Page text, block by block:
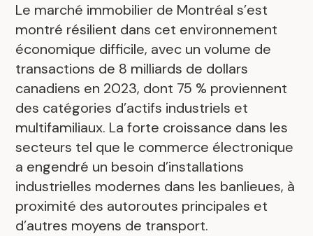
Le marché immobilier de Montréal s’est
montré résilient dans cet environnement
économique difficile, avec un volume de
transactions de 8 milliards de dollars
canadiens en 2023, dont 75 % proviennent
des catégories d’actifs industriels et
multifamiliaux. La forte croissance dans les
secteurs tel que le commerce électronique
a engendré un besoin d’installations
industrielles modernes dans les banlieues, à
proximité des autoroutes principales et
d’autres moyens de transport.